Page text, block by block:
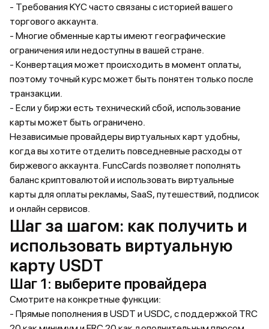
- Требования KYC часто связаны с историей вашего
торгового аккаунта.
- Многие обменные карты имеют географические
ограничения или недоступны в вашей стране.
- Конвертация может происходить в момент оплаты,
поэтому точный курс может быть понятен только после
транзакции.
- Если у биржи есть технический сбой, использование
карты может быть ограничено.
Независимые провайдеры виртуальных карт удобны,
когда вы хотите отделить повседневные расходы от
биржевого аккаунта. FuncCards позволяет пополнять
баланс криптовалютой и использовать виртуальные
карты для оплаты рекламы, SaaS, путешествий, подписок
и онлайн сервисов.
Шаг за шагом: как получить и
использовать виртуальную
карту USDT
Шаг 1: выберите провайдера
Смотрите на конкретные функции:
- Прямые пополнения в USDT и USDC, с поддержкой TRC